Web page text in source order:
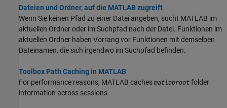
Dateien und Ordner, auf die MATLAB zugreift
Wenn Sie keinen Pfad zu einer Datei angeben, sucht MATLAB im
aktuellen Ordner oder im Suchpfad nach der Datei. Funktionen im
aktuellen Ordner haben Vorrang vor Funktionen mit demselben
Dateinamen, die sich irgendwo im Suchpfad befinden.
Toolbox Path Caching in MATLAB
For performance reasons, MATLAB caches matlabroot folder
information across sessions.